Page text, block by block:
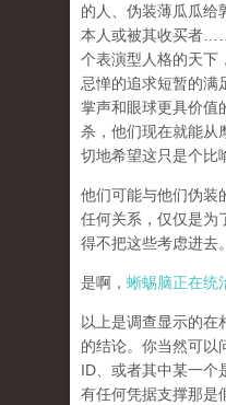
的人、伪装薄瓜瓜给
本人或被其收买者
个表演型人格的天下
忌惮的追求短暂的满
掌声和眼球更具价值
杀，他们现在就能从
切地希望这只是个比
他们可能与他们伪装
任何关系，仅仅是为
得不把这些考虑进去。
是啊， 蜥蜴脑正在统
以上是调查显示的在
的结论。你当然可以
ID、或者其中某一个
有任何凭据支撑那是